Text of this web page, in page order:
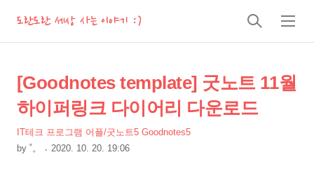
도란도란 세상 사는 이야기 :)
검
메
상
세
컨
텐
츠
본
문
제
목
[Goodnotes template] 굿노트 11월
하이퍼링크 다이어리 다운로드
IT테크 프로그램 어플/굿노트5 Goodnotes5
by ˚。 2020. 10. 20. 19:06